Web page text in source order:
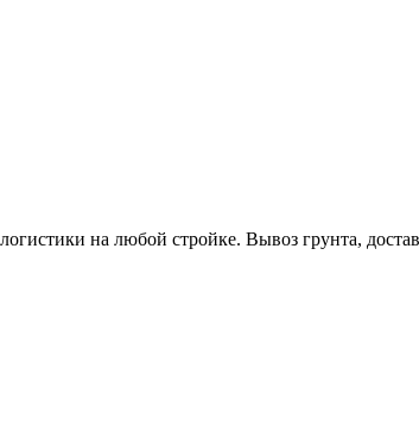
на любой стройке. Вывоз грунта,